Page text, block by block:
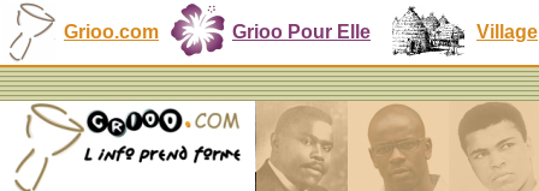
Grioo.com Grioo Pour Elle Village